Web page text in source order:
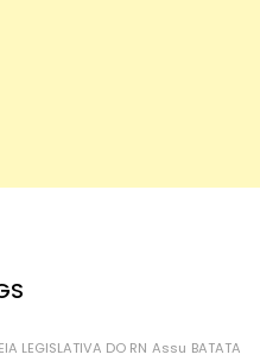
LEGISLATIVA DO RN Assu BATATA